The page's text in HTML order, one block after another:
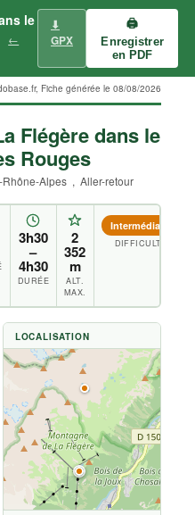
le
←
⬇
GPX
🖨
Enregistrer
en PDF
Fiche générée le 08/08/2026
Flégère dans le
Rouges
Alpes , Aller-retour
3h30
–
4h30
DURÉE
2
352
m
ALT.
MAX.
Intermédiaire
DIFFICULTÉ
LOCALISATION